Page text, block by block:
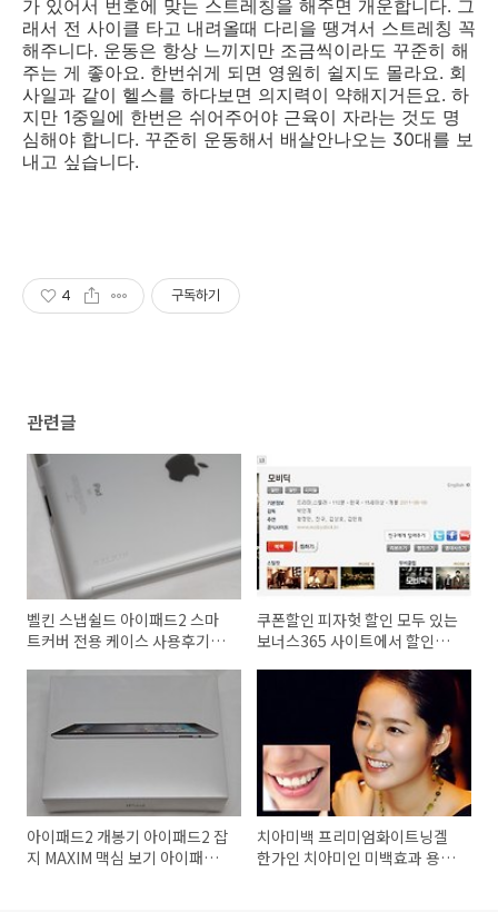
가 있어서 번호에 맞는 스트레칭을 해주면 개운합니다. 그
래서 전 사이클 타고 내려올때 다리을 땡겨서 스트레칭 꼭
해주니다. 운동은 항상 느끼지만 조금씩이라도 꾸준히 해
주는 게 좋아요. 한번쉬게 되면 영원히 쉴지도 몰라요. 회
사일과 같이 헬스를 하다보면 의지력이 약해지거든요. 하
지만 1중일에 한번은 쉬어주어야 근육이 자라는 것도 명
심해야 합니다. 꾸준히 운동해서 배살안나오는 30대를 보
내고 싶습니다.
4 구독하기
관련글
벨킨 스냅쉴드 아이패드2 스마
트커버 전용 케이스 사용후기
쿠폰할인 피자헛 할인 모두 있는
보너스365 사이트에서 할인쿠
아이패드2 개봉기 아이패드2 잡
지 MAXIM 맥심 보기 아이패드2
치아미백 프리미엄화이트닝겔
한가인 치아미인 미백효과 용품